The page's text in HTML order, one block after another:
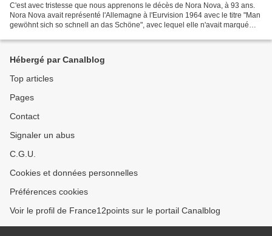
C'est avec tristesse que nous apprenons le décès de Nora Nova, à 93 ans.
Nora Nova avait représenté l'Allemagne à l'Eurvision 1964 avec le titre "Man
gewöhnt sich so schnell an das Schöne", avec lequel elle n'avait marqué
Hébergé par Canalblog
Top articles
Pages
Contact
Signaler un abus
C.G.U.
Cookies et données personnelles
Préférences cookies
Voir le profil de France12points sur le portail Canalblog